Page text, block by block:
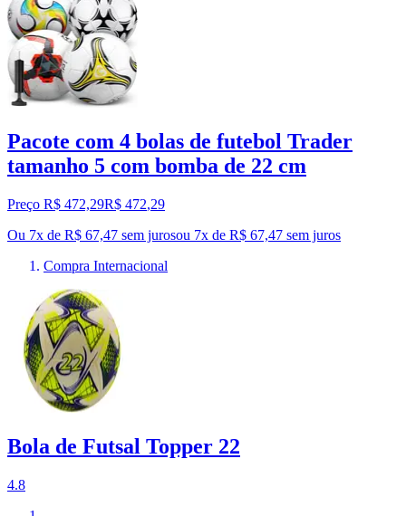
Pacote com 4 bolas de futebol Trader
tamanho 5 com bomba de 22 cm
Preço R$ 472,29R$ 472,29
Ou 7x de R$ 67,47 sem jurosou 7x de R$ 67,47 sem juros
Compra Internacional
Bola de Futsal Topper 22
4.8